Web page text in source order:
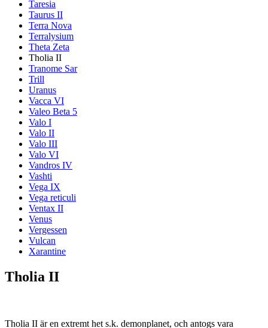
Taresia
Taurus II
Terra Nova
Terralysium
Theta Zeta
Tholia II
Tranome Sar
Trill
Uranus
Vacca VI
Valeo Beta 5
Valo I
Valo II
Valo III
Valo VI
Vandros IV
Vashti
Vega IX
Vega reticuli
Ventax II
Venus
Vergessen
Vulcan
Xarantine
Tholia II
Tholia II är en extremt het s.k. demonplanet, och antogs vara